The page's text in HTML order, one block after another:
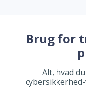
Brug for
Alt, hvad